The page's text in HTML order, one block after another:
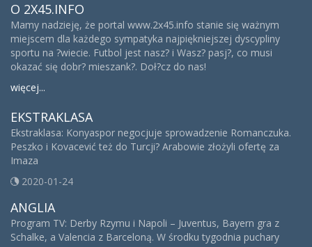
O 2X45.INFO
Mamy nadzieję, że portal www.2x45.info stanie się ważnym
miejscem dla każdego sympatyka najpiękniejszej dyscypliny
sportu na ?wiecie. Futbol jest nasz? i Wasz? pasj?, co musi
okazać się dobr? mieszank?. Doł?cz do nas!
więcej...
EKSTRAKLASA
Ekstraklasa: Konyaspor negocjuje sprowadzenie Romanczuka.
Peszko i Kovacević też do Turcji? Arabowie złożyli ofertę za
Imaza
2020-01-24
ANGLIA
Program TV: Derby Rzymu i Napoli – Juventus, Bayern gra z
Schalke, a Valencia z Barceloną. W środku tygodnia puchary